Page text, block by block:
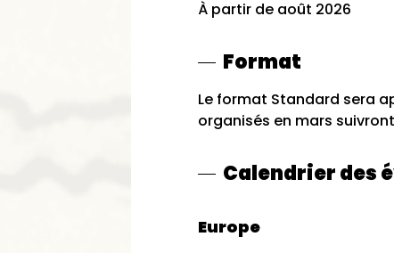
À partir de août 2026
Format
Le format Standard sera
organisés en mars
Calendrier des
Europe